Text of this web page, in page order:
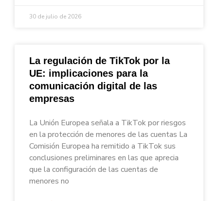
30 de julio de 2026
La regulación de TikTok por la
UE: implicaciones para la
comunicación digital de las
empresas
La Unión Europea señala a TikTok por riesgos
en la protección de menores de las cuentas La
Comisión Europea ha remitido a TikTok sus
conclusiones preliminares en las que aprecia
que la configuración de las cuentas de
menores no